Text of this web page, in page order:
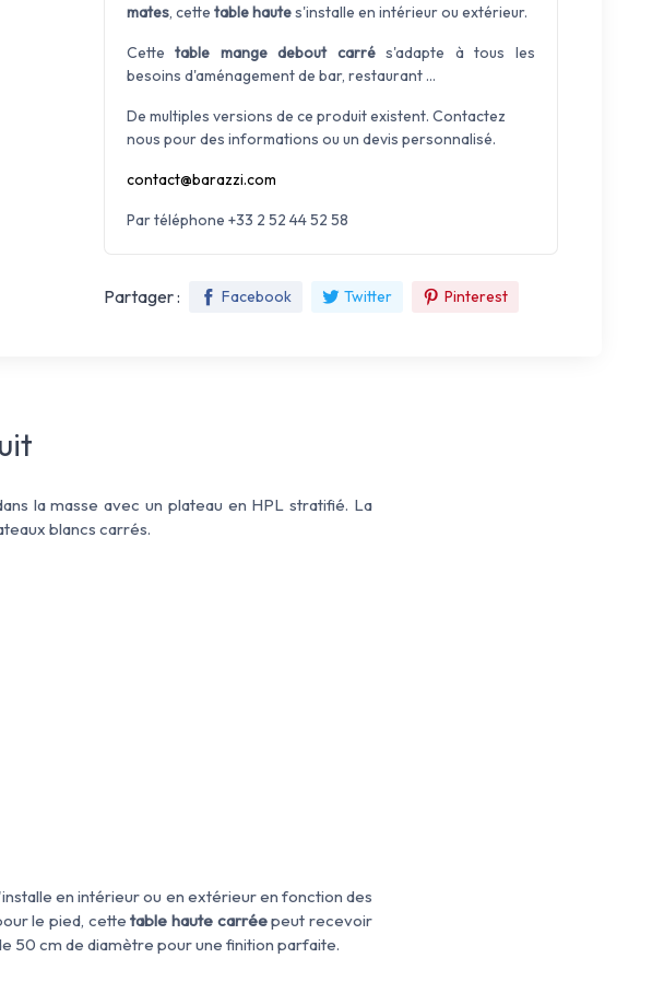
mates, cette table hautes'installe en intérieur ou extérieur.
Cettetable mange debout carrés'adapte à tous les
besoins d'aménagement de bar, restaurant ...
De multiples versions de ce produit existent. Contactez
nous pour des informations ou un devis personnalisé.
contact@barazzi.com
Par téléphone +33 2 52 44 52 58
Partager : Facebook Twitter Pinterest
la masse avec un plateau en HPL stratifié. La
blancs carrés.
en intérieur ou en extérieur en fonction des
le pied, cettetable haute carréepeut recevoir
50 cm de diamètre pour une finition parfaite.